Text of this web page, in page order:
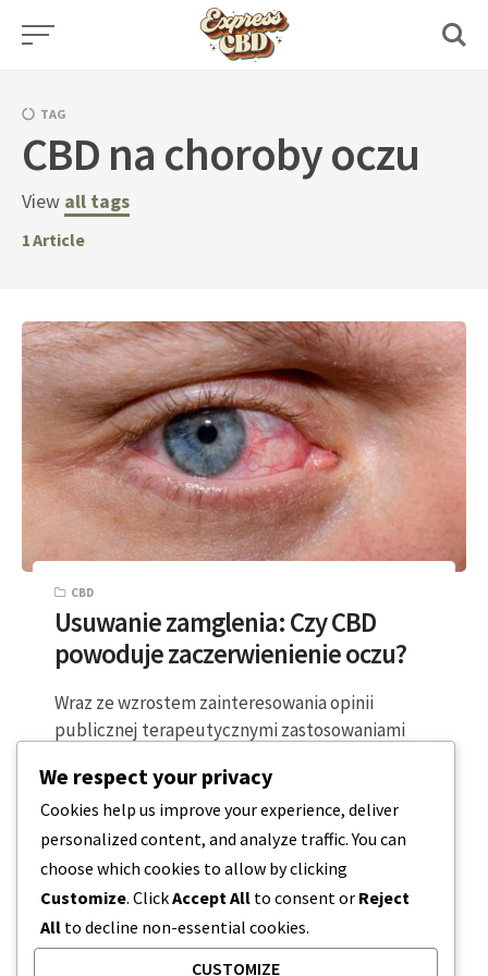
Skip
TAG
CBD na choroby oczu
View all tags
1Article
CBD
Usuwanie zamglenia: Czy CBD
powoduje zaczerwienienie oczu?
Wraz ze wzrostem zainteresowania opinii
publicznej terapeutycznymi zastosowaniami
dobry i zły wpływ na…
4 MINUTY CZYTANIA 2023-12-20
We respect your privacy
Cookies help us improve your experience, deliver
personalized content, and analyze traffic. You can
choose which cookies to allow by clicking
Customize. ClickAccept All to consent or Reject
All to decline non-essential cookies.
CUSTOMIZE